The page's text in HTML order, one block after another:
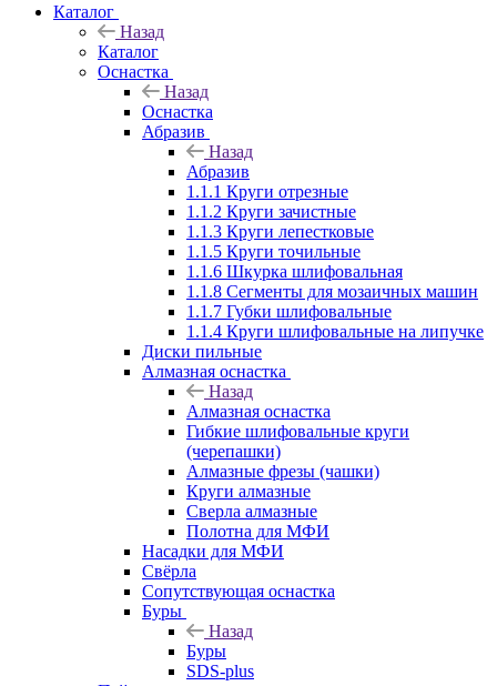
Каталог
Назад
Каталог
Оснастка
Назад
Оснастка
Абразив
Назад
Абразив
1.1.1 Круги отрезные
1.1.2 Круги зачистные
1.1.3 Круги лепестковые
1.1.5 Круги точильные
1.1.6 Шкурка шлифовальная
1.1.8 Сегменты для мозаичных машин
1.1.7 Губки шлифовальные
1.1.4 Круги шлифовальные на липучке
Диски пильные
Алмазная оснастка
Назад
Алмазная оснастка
Гибкие шлифовальные круги
(черепашки)
Алмазные фрезы (чашки)
Круги алмазные
Сверла алмазные
Полотна для МФИ
Насадки для МФИ
Свёрла
Сопутствующая оснастка
Буры
Назад
Буры
SDS-plus